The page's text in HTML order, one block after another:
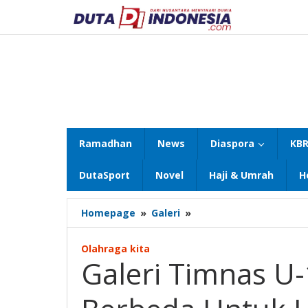
konten
Ramadhan News Diaspora
DutaSport Novel Haji & Umrah
Homepage » Galeri »
Timnas
Siapkan
Cara
Berbeda
Olahraga kita
Galeri Timnas